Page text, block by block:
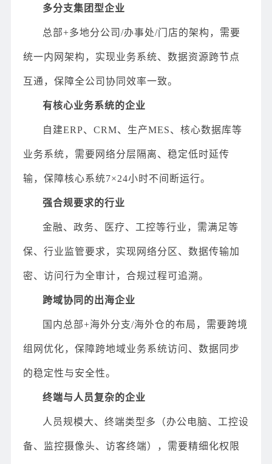
多分支集团型企业
总部+多地分公司/办事处/门店的架构，需要
统一内网架构，实现业务系统、数据资源跨节点
互通，保障全公司协同效率一致。
有核心业务系统的企业
自建ERP、CRM、生产MES、核心数据库等
业务系统，需要网络分层隔离、稳定低时延传
输，保障核心系统7×24小时不间断运行。
强合规要求的行业
金融、政务、医疗、工控等行业，需满足等
保、行业监管要求，实现网络分区、数据传输加
密、访问行为全审计，合规过程可追溯。
跨域协同的出海企业
国内总部+海外分支/海外仓的布局，需要跨境
组网优化，保障跨地域业务系统访问、数据同步
的稳定性与安全性。
终端与人员复杂的企业
人员规模大、终端类型多（办公电脑、工控设
备、监控摄像头、访客终端），需要精细化权限